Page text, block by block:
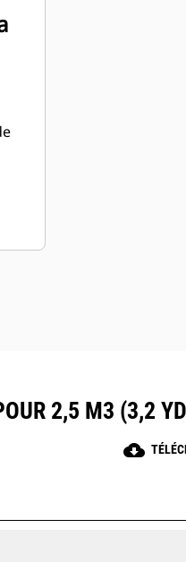
2,5 M3 (3,2
cloud_download